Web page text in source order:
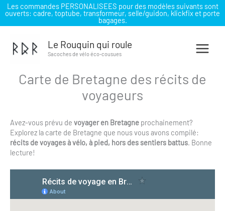
Les commandes PERSONALISEES pour des modèles suivants sont
ouverts: cadre, toptube, transformeur, selle/guidon, klickfix et porte
bagages.
contenu
Le Rouquin qui roule
Sacoches de vélo éco-cousues
Carte de Bretagne des récits de
voyageurs
Avez-vous prévu de voyager en Bretagne prochainement?
Explorez la carte de Bretagne que nous vous avons compilé:
récits de voyages à vélo, à pied, hors des sentiers battus. Bonne
lecture!